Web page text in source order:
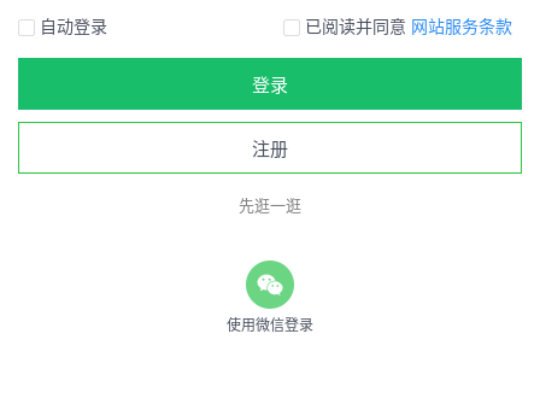
自动登录
已阅读并同意 网站服务条款
登录
注册
先逛一逛
使用微信登录